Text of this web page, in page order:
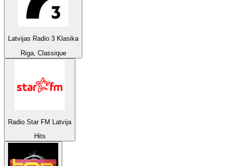
Latvijas Radio 3 Klasika
Riga, Classique
Radio Star FM Latvija
Hits